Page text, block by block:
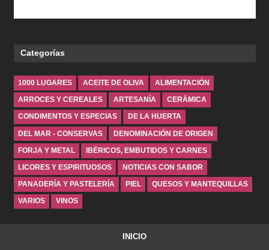
Categorías
1000 LUGARES ACEITE DE OLIVA ALIMENTACIÓN
ARROCES Y CEREALES ARTESANÍA CERÁMICA
CONDIMENTOS Y ESPECIAS DE LA HUERTA
DEL MAR - CONSERVAS DENOMINACIÓN DE ORIGEN
FORJA Y METAL IBÉRICOS, EMBUTIDOS Y CARNES
LICORES Y ESPIRITUOSOS NOTICIAS CON SABOR
PANADERÍA Y PASTELERÍA PIEL QUESOS Y MANTEQUILLAS
VARIOS VINOS
INICIO